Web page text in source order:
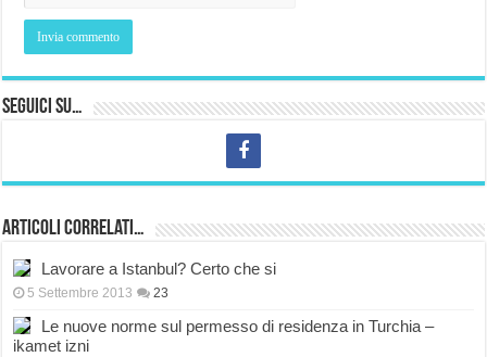
Seguici su…
Articoli correlati…
Lavorare a Istanbul? Certo che si
5 Settembre 2013 23
Le nuove norme sul permesso di residenza in Turchia –
ikamet izni